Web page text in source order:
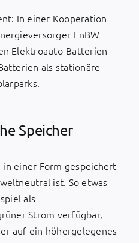
In einer Kooperation
EnBW
Elektroauto-Batterien
als stationäre
Speicher
einer Form gespeichert
ist. So etwas
als
Strom verfügbar,
auf ein höhergelegenes